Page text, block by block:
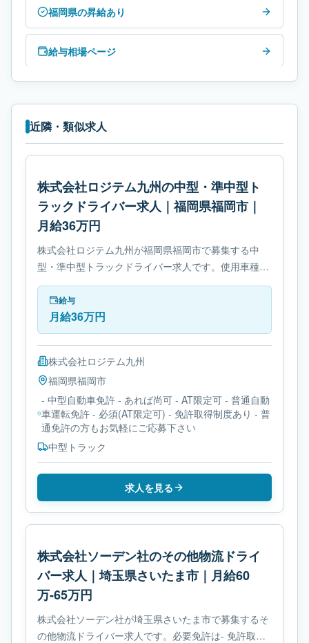
福岡県の昇給あり
給与相場ページ
近隣・類似求人
株式会社ロジテム九州の中型・準中型ト
ラックドライバー求人｜福岡県福岡市｜
月給36万円
株式会社ロジテム九州が福岡県福岡市で募集する中
型・準中型トラックドライバー求人です。使用車種は
中型トラックです。勤務時間は- シフト制です。必要
免許は- 中型自動車免許です。
給与
月給36万円
株式会社ロジテム九州
福岡県福岡市
- 中型自動車免許 - あれば尚可 - AT限定可 - 普通自動
車運転免許 - 必須(AT限定可) - 免許取得制度あり - 普
通免許の方もお気軽にご応募下さい
中型トラック
求人を見る
株式会社ソーデン社のその他物流ドライ
バー求人｜埼玉県さいたま市｜月給60
万-65万円
株式会社ソーデン社が埼玉県さいたま市で募集するそ
の他物流ドライバー求人です。必要免許は- 免許取得